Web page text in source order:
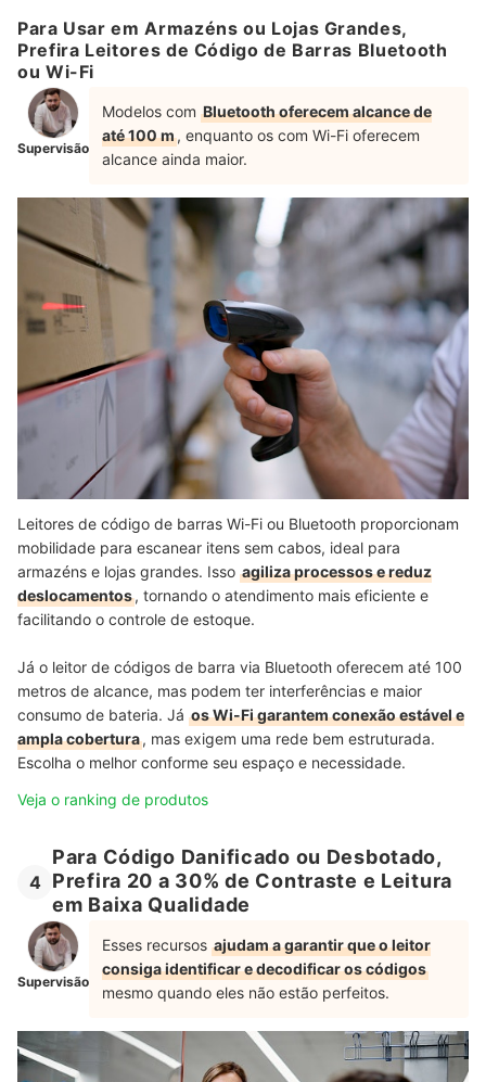
Para Usar em Armazéns ou Lojas Grandes,
Prefira Leitores de Código de Barras Bluetooth
ou Wi-Fi
Supervisão
Modelos com Bluetooth oferecem alcance de
até 100 m, enquanto os com Wi-Fi oferecem
alcance ainda maior.
Leitores de código de barras Wi-Fi ou Bluetooth proporcionam
mobilidade para escanear itens sem cabos, ideal para
armazéns e lojas grandes. Isso agiliza processos e reduz
deslocamentos, tornando o atendimento mais eficiente e
facilitando o controle de estoque.
Já o leitor de códigos de barra via Bluetooth oferecem até 100
metros de alcance, mas podem ter interferências e maior
consumo de bateria. Já os Wi-Fi garantem conexão estável e
ampla cobertura, mas exigem uma rede bem estruturada.
Escolha o melhor conforme seu espaço e necessidade.
Veja o ranking de produtos
4
Para Código Danificado ou Desbotado,
Prefira 20 a 30% de Contraste e Leitura
em Baixa Qualidade
Supervisão
Esses recursos ajudam a garantir que o leitor
consiga identificar e decodificar os códigos
mesmo quando eles não estão perfeitos.